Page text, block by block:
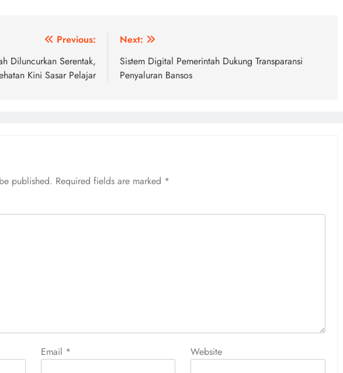
Previous:
Diluncurkan Serentak,
Kini Sasar Pelajar
Next:
Sistem Digital Pemerintah Dukung Transparansi
Penyaluran Bansos
published. Required fields are marked *
Email * Website